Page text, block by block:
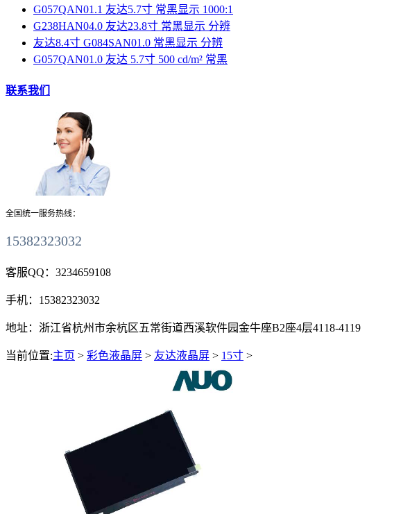
G057QAN01.1 友达5.7寸 常黑显示 1000:1
G238HAN04.0 友达23.8寸 常黑显示 分辨
友达8.4寸 G084SAN01.0 常黑显示 分辨
G057QAN01.0 友达 5.7寸 500 cd/m² 常黑
联系我们
全国统一服务热线：
15382323032
客服QQ： 3234659108
手机： 15382323032
地址： 浙江省杭州市余杭区五常街道西溪软件园金牛座B2座4层4118-4119
当前位置:主页 > 彩色液晶屏 > 友达液晶屏 > 15寸 >